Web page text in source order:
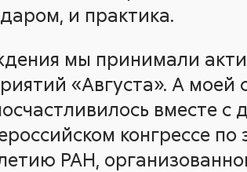
и практика.
мы принимали
«Августа». А моей
вместе с
конгрессе
РАН,